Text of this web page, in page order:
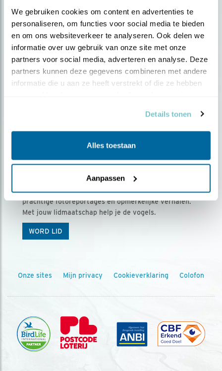
We gebruiken cookies om content en advertenties te
personaliseren, om functies voor social media te bieden
en om ons websiteverkeer te analyseren. Ook delen we
informatie over uw gebruik van onze site met onze
partners voor social media, adverteren en analyse. Deze
partners kunnen deze gegevens combineren met andere
informatie die u aan ze heeft verstrekt of die ze hebben
Details tonen
Alles toestaan
Aanpassen
Ontvang 5 x Vogels voor € 36,00 per jaar
Vogels is het tijdschrift voor onze leden, met
prachtige fotoreportages en opmerkelijke verhalen.
Met jouw lidmaatschap help je de vogels.
WORD LID
Onze sites Mijn privacy Cookieverklaring Colofon